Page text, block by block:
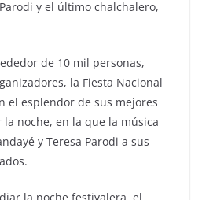
y el último chalchalero,
de 10 mil personas,
la Fiesta Nacional
el esplendor de sus mejores
noche, en la que la música
y Teresa Parodi a sus